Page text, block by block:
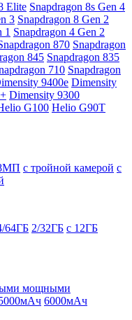
Elite Snapdragon 8s Gen 4
3 Snapdragon 8 Gen 2
1 Snapdragon 4 Gen 2
870 Snapdragon
845 Snapdragon 835
710 Snapdragon
9400e Dimensity
Dimensity 9300
G100 Helio G90T
с тройной камерой с
64ГБ 2/32ГБ с 12ГБ
мощными
6000мАч